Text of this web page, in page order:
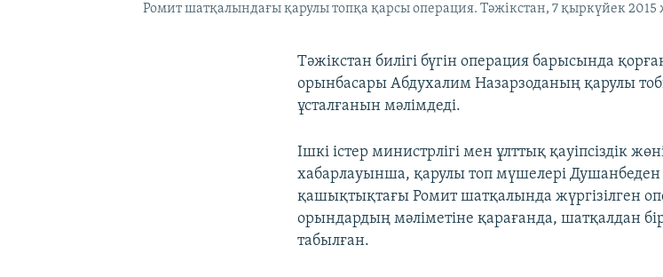
Ромит шатқалындағы қарулы топқа қарсы операция. Тәжікстан, 7 қыркүйек 2015
Тәжікстан билігі бүгін операция барысында
орынбасары Абдухалим Назарзоданың қарулы
ұсталғанын мәлімдеді.
Ішкі істер министрлігі мен ұлттық қауіпсіздік
хабарлауынша, қарулы топ мүшелері
қашықтықтағы Ромит шатқалында жүргізілген
орындардың мәліметіне қарағанда, шатқалдан
табылған.